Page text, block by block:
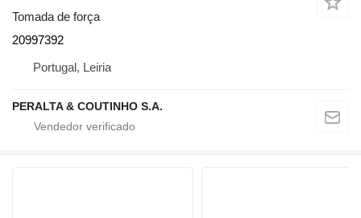
Tomada de força
20997392
Portugal, Leiria
PERALTA & COUTINHO S.A.